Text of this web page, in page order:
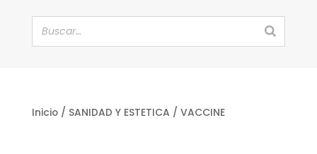
Inicio/ SANIDAD Y ESTETICA / VACCINE